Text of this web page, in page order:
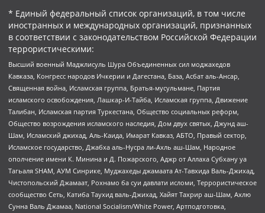
* Единый федеральный список организаций, в том числе
иностранных и международных организаций, признанных
в соответствии с законодательством Российской Федерации
террористическими:
Высший военный Маджлисуль Шура Объединенных сил моджахедов
Кавказа, Конгресс народов Ичкерии и Дагестана, База, Асбат аль-Ансар,
Священная война, Исламская группа, Братья-мусульмане, Партия
исламского освобождения, Лашкар-И-Тайба, Исламская группа, Движение
Талибан, Исламская партия Туркестана, Общество социальных реформ,
Общество возрождения исламского наследия, Дом двух святых, Джунд аш-
Шам, Исламский джихад, Аль-Каида, Имарат Кавказ, АБТО, Правый сектор,
Исламское государство, Джабха аль-Нусра ли-Ахль аш-Шам, Народное
ополчение имени К. Минина и Д. Пожарского, Аджр от Аллаха Субхану уа
Тагьаля SHAM, АУМ Синрике, Муджахеды джамаата Ат-Тавхида Валь-Джихад,
Чистопольский Джамаат, Рохнамо ба суи давлати исломи, Террористическое
сообщество Сеть, Катиба Таухид валь-Джихад, Хайят Тахрир аш-Шам, Ахлю
Сунна Валь Джамаа, National Socialism/White Power, Артподготовка,